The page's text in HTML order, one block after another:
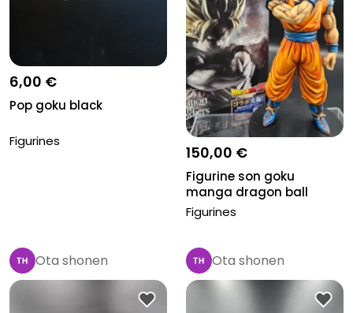
6,00 €
Pop goku black
Figurines
150,00 €
Figurine son goku
manga dragon ball
repainted 2d
Figurines
Ota shonen Ota shonen